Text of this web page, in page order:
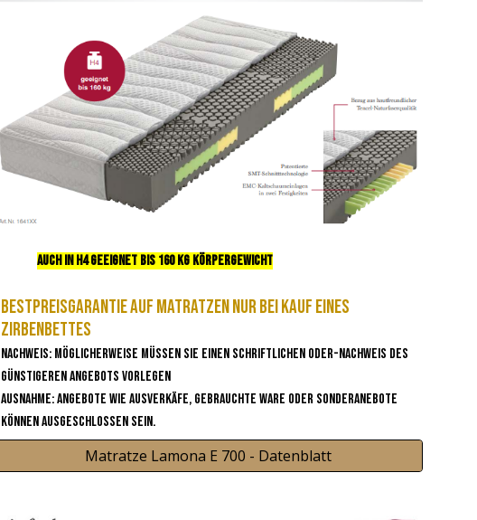
auch in H4 geeignet bis 160 kg Körpergewicht
Bestpreisgarantie auf Matratzen nur bei Kauf eines
Zirbenbettes
Nachweis: Möglicherweise müssen sie einen Schriftlichen oder-Nachweis des
günstigeren Angebots vorlegen
Ausnahme: Angebote wie Ausverkäfe, gebrauchte Ware oder Sonderanebote
können ausgeschlossen sein.
Matratze Lamona E 700 - Datenblatt